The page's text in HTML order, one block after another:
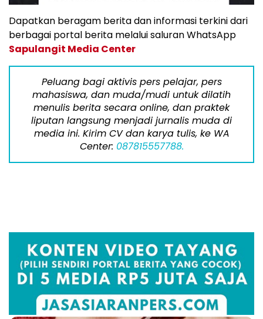
Dapatkan beragam berita dan informasi terkini dari
berbagai portal berita melalui saluran WhatsApp
Sapulangit Media Center
Peluang bagi aktivis pers pelajar, pers
mahasiswa, dan muda/mudi untuk dilatih
menulis berita secara online, dan praktek
liputan langsung menjadi jurnalis muda di
media ini. Kirim CV dan karya tulis, ke WA
Center: 087815557788.